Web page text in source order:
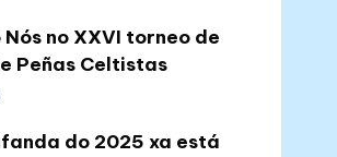
no XXVI torneo de
Peñas Celtistas
do 2025 xa está